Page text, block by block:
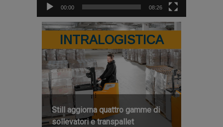
00:00 08:26
INTRALOGISTICA
Still aggiorna quattro gamme di
sollevatori e transpallet